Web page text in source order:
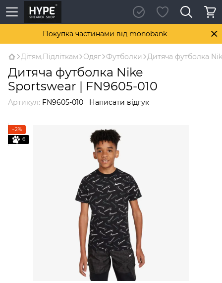
Покупка частинами від monobank
Дітям,Підліткам Одяг Футболки Дитяча футболка
Дитяча футболка Nike
Sportswear | FN9605-010
Артикул: FN9605-010 Написати відгук
−2%
6